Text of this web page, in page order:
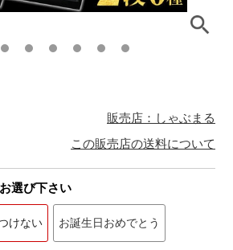
販売店：しゃぶまる
この販売店の送料について
選び下さい
けない お誕生日おめでとう